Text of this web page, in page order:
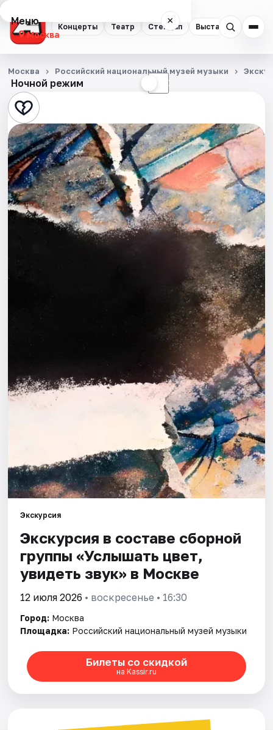
Концерты Театр Стендап Выставки
Меню ×
Москва
Концерты
Театр
Стендап
Выставки
Квесты
Экскурсии
Спорт
События
Площадки
Рейтинги
Ночной режим ☾
Москва Российский национальный музей музыки
Экскурсия
Экскурсия в составе сборной
группы «Услышать цвет,
увидеть звук» в Москве
12 июля 2026 • воскресенье • 16:30
Город: Москва
Площадка: Российский национальный музей музыки
Билеты со скидкой
на Kassir.ru